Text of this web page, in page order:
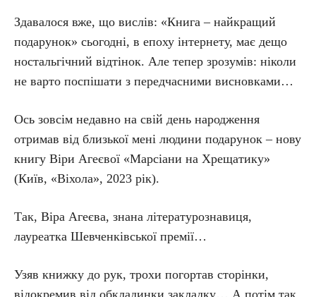
Здавалося вже, що вислів: «Книга – найкращий
подарунок» сьогодні, в епоху інтернету, має дещо
ностальгічний відтінок. Але тепер зрозумів: ніколи
не варто поспішати з передчасними висновками…
Ось зовсім недавно на свій день народження
отримав від близької мені людини подарунок – нову
книгу Віри Агеєвої «Марсіани на Хрещатику»
(Київ, «Віхола», 2023 рік).
Так, Віра Агеєва, знана літературознавиця,
лауреатка Шевченківської премії…
Узяв книжку до рук, трохи погортав сторінки,